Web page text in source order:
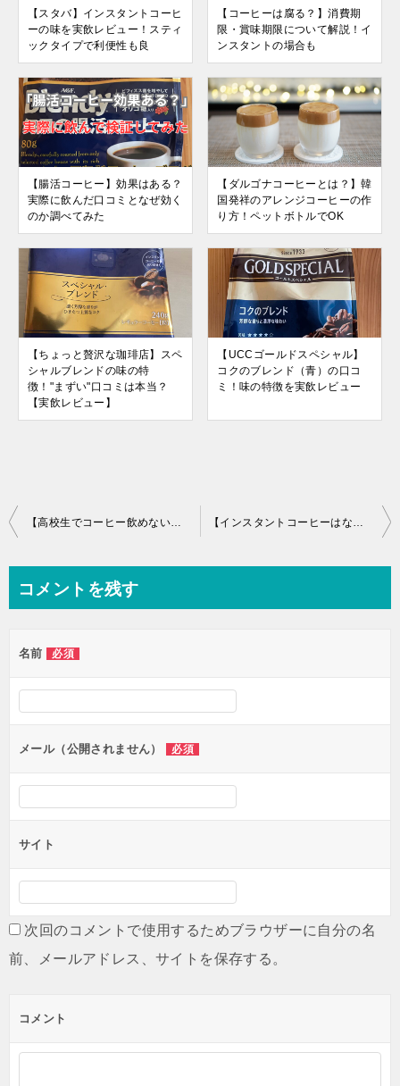
【スタバ】インスタントコーヒ
ーの味を実飲レビュー！スティ
ックタイプで利便性も良
【コーヒーは腐る？】消費期
限・賞味期限について解説！イ
ンスタントの場合も
【腸活コーヒー】効果はある？
実際に飲んだ口コミとなぜ効く
のか調べてみた
【ダルゴナコーヒーとは？】韓
国発祥のアレンジコーヒーの作
り方！ペットボトルでOK
【ちょっと贅沢な珈琲店】スペ
シャルブレンドの味の特
徴！"まずい"口コミは本当？
【実飲レビュー】
【UCCゴールドスペシャル】
コクのブレンド（青）の口コ
ミ！味の特徴を実飲レビュー
投
ビ
ー
シ
ョ
ン
コメントを残す
名前 必須
メール（公開されません） 必須
サイト
次回のコメントで使用するためブラウザーに自分の名
前、メールアドレス、サイトを保存する。
コメント